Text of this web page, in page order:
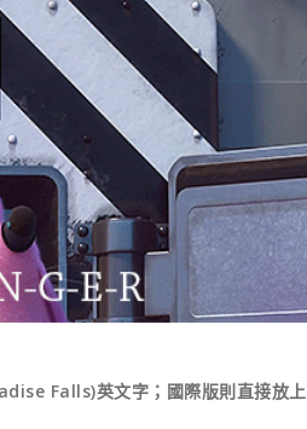
Falls)英文字；國際版則直接放上